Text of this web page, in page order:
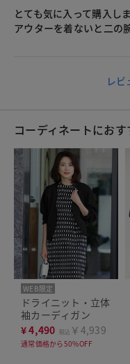
とても気に入って購入し
アウターを着ないと二の
レ
コーディネートにおす
WEB限定
THE CLASSE
ドライニット・立体
袖カーディガン
¥4,490 税込 ￥4,939
通常価格から50%OFF